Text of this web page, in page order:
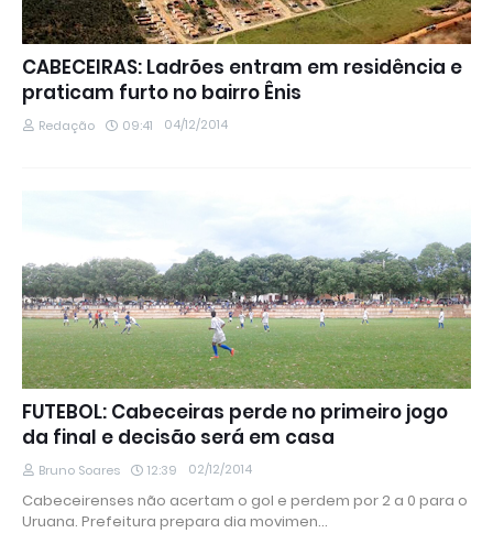
CABECEIRAS: Ladrões entram em residência e
praticam furto no bairro Ênis
Redação 09:41 04/12/2014
FUTEBOL: Cabeceiras perde no primeiro jogo
da final e decisão será em casa
Bruno Soares 12:39 02/12/2014
Cabeceirenses não acertam o gol e perdem por 2 a 0 para o
Uruana. Prefeitura prepara dia movimen…